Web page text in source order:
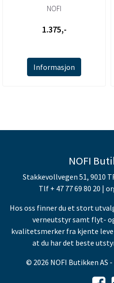
NOFI
1.375,-
Informasjon
NOFI
Stakkevollvegen 51, 9010
Tlf + 47 77 69 80 20 |
Hos oss finner du et stort
verneutstyr samt flyt-
kvalitetsmerker fra kjente
at du har det beste
© 2026 NOFI Butikken AS